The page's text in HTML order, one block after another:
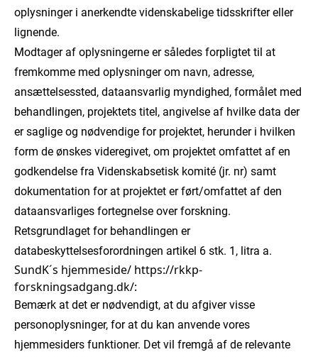
oplysninger i anerkendte videnskabelige tidsskrifter eller
lignende.
Modtager af oplysningerne er således forpligtet til at
fremkomme med oplysninger om navn, adresse,
ansættelsessted, dataansvarlig myndighed, formålet med
behandlingen, projektets titel, angivelse af hvilke data der
er saglige og nødvendige for projektet, herunder i hvilken
form de ønskes videregivet, om projektet omfattet af en
godkendelse fra Videnskabsetisk komité (jr. nr) samt
dokumentation for at projektet er ført/omfattet af den
dataansvarliges fortegnelse over forskning.
Retsgrundlaget for behandlingen er
databeskyttelsesforordningen artikel 6 stk. 1, litra a.
SundK´s hjemmeside/ https://rkkp-
forskningsadgang.dk/:
Bemærk at det er nødvendigt, at du afgiver visse
personoplysninger, for at du kan anvende vores
hjemmesiders funktioner. Det vil fremgå af de relevante